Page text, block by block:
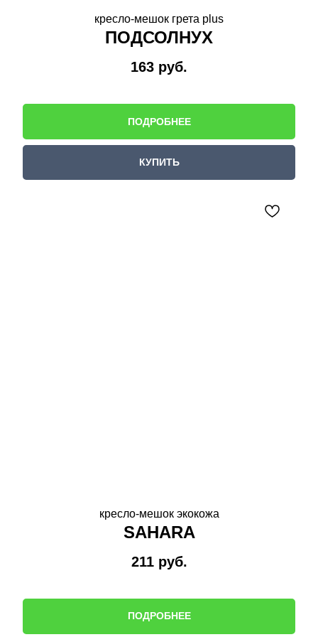
кресло-мешок грета plus
ПОДСОЛНУХ
163 руб.
ПОДРОБНЕЕ
КУПИТЬ
кресло-мешок экокожа
SAHARA
211 руб.
ПОДРОБНЕЕ